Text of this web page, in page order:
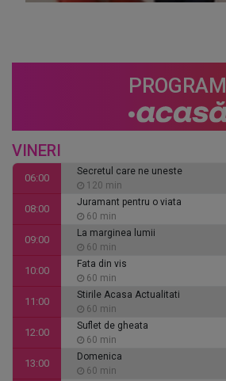
PROGRAM
VINERI
06:00
Secretul care ne uneste
120 min
08:00
Juramant pentru o viata
60 min
09:00
La marginea lumii
60 min
10:00
Fata din vis
60 min
11:00
Stirile Acasa Actualitati
60 min
12:00
Suflet de gheata
60 min
13:00
Domenica
60 min